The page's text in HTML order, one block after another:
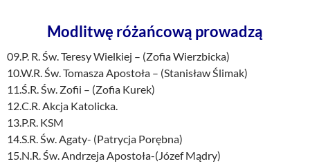
Modlitwę różańcową prowadzą
09.P. R. Św. Teresy Wielkiej – (Zofia Wierzbicka)
10.W.R. Św. Tomasza Apostoła – (Stanisław Ślimak)
11.Ś.R. Św. Zofii – (Zofia Kurek)
12.C.R. Akcja Katolicka.
13.P.R. KSM
14.S.R. Św. Agaty- (Patrycja Porębna)
15.N.R. Św. Andrzeja Apostoła-(Józef Mądry)